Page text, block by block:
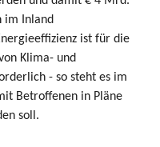
im Inland
ist für die
Klima- und
- so steht es im
Betroffenen in Pläne
soll.